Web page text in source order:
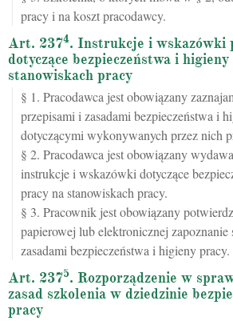
pracy i na koszt pracodawcy.
Art. 2374. Instrukcje i wskazówki
dotyczące bezpieczeństwa i
stanowiskach pracy
§ 1. Pracodawca jest obowiązany
przepisami i zasadami bezpieczeństwa i
dotyczącymi wykonywanych przez nich
§ 2. Pracodawca jest obowiązany
instrukcje i wskazówki dotyczące
pracy na stanowiskach pracy.
§ 3. Pracownik jest obowiązany
papierowej lub elektronicznej zapoznanie
zasadami bezpieczeństwa i higieny pracy.
Art. 2375. Rozporządzenie w
zasad szkolenia w dziedzinie
pracy